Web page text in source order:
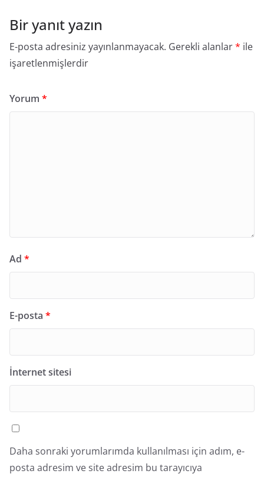
Bir yanıt yazın
E-posta adresiniz yayınlanmayacak. Gerekli alanlar* ile
işaretlenmişlerdir
Yorum *
Ad *
E-posta *
İnternet sitesi
Daha sonraki yorumlarımda kullanılması için adım, e-
posta adresim ve site adresim bu tarayıcıya